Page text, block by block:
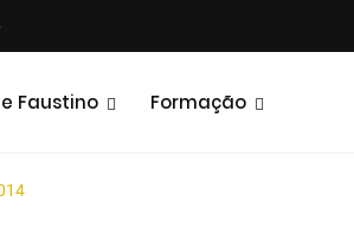
Faustino Formação